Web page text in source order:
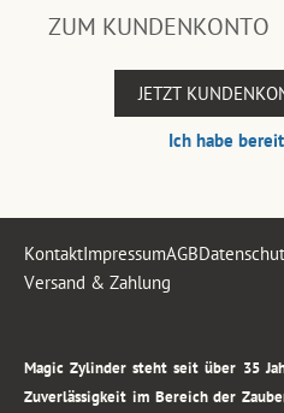
ZUM KUNDENKONTO
JETZT
Ich habe
KontaktImpressumAGB
Versand & Zahlung
Magic Zylinder steht seit über 35
Zuverlässigkeit im Bereich der